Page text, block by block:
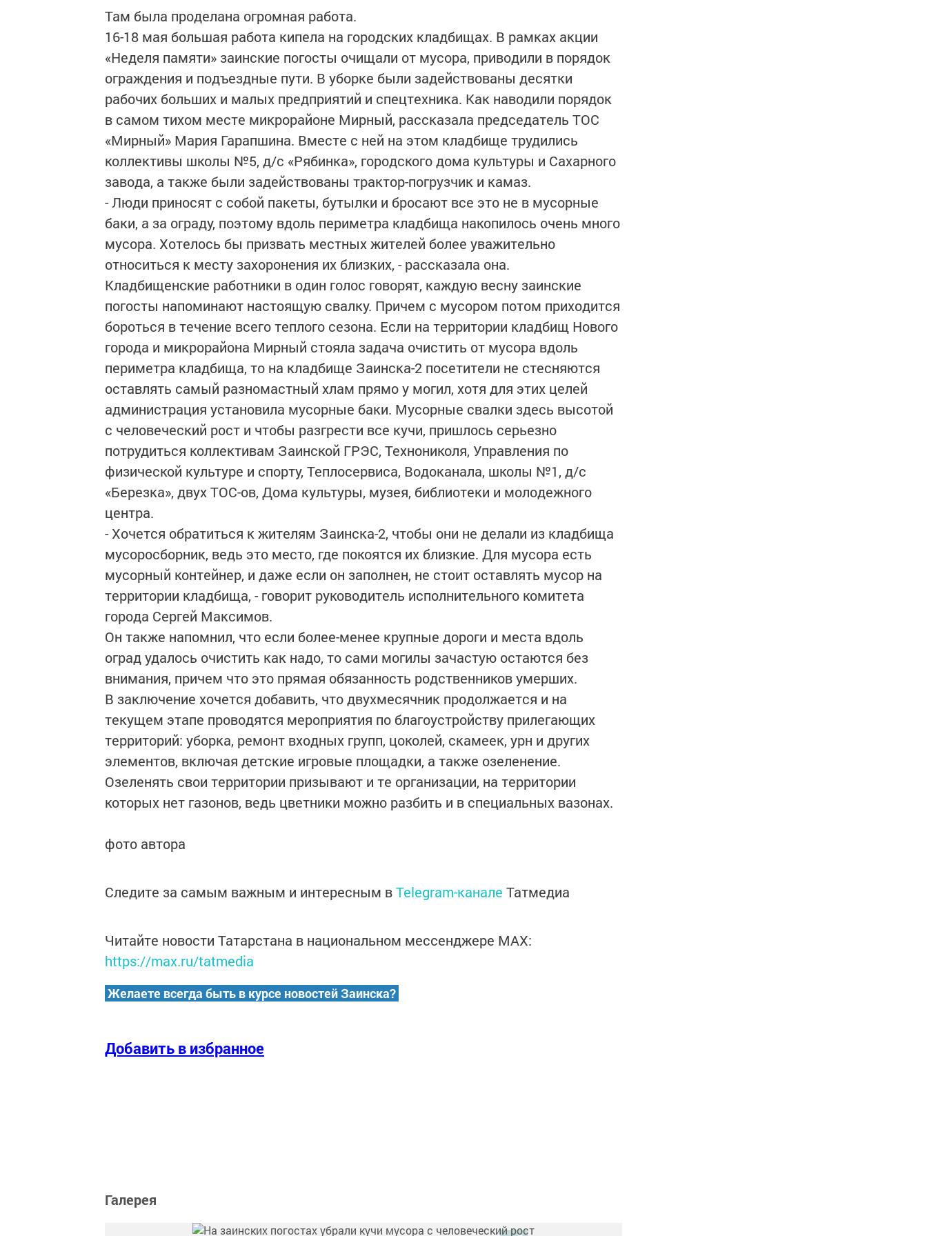
Там была проделана огромная работа.
16-18 мая большая работа кипела на городских кладбищах. В рамках акции
«Неделя памяти» заинские погосты очищали от мусора, приводили в порядок
ограждения и подъездные пути. В уборке были задействованы десятки
рабочих больших и малых предприятий и спецтехника. Как наводили порядок
в самом тихом месте микрорайоне Мирный, рассказала председатель ТОС
«Мирный» Мария Гарапшина. Вместе с ней на этом кладбище трудились
коллективы школы №5, д/с «Рябинка», городского дома культуры и Сахарного
завода, а также были задействованы трактор-погрузчик и камаз.
- Люди приносят с собой пакеты, бутылки и бросают все это не в мусорные
баки, а за ограду, поэтому вдоль периметра кладбища накопилось очень много
мусора. Хотелось бы призвать местных жителей более уважительно
относиться к месту захоронения их близких, - рассказала она.
Кладбищенские работники в один голос говорят, каждую весну заинские
погосты напоминают настоящую свалку. Причем с мусором потом приходится
бороться в течение всего теплого сезона. Если на территории кладбищ Нового
города и микрорайона Мирный стояла задача очистить от мусора вдоль
периметра кладбища, то на кладбище Заинска-2 посетители не стесняются
оставлять самый разномастный хлам прямо у могил, хотя для этих целей
администрация установила мусорные баки. Мусорные свалки здесь высотой
с человеческий рост и чтобы разгрести все кучи, пришлось серьезно
потрудиться коллективам Заинской ГРЭС, Технониколя, Управления по
физической культуре и спорту, Теплосервиса, Водоканала, школы №1, д/с
«Березка», двух ТОС-ов, Дома культуры, музея, библиотеки и молодежного
центра.
- Хочется обратиться к жителям Заинска-2, чтобы они не делали из кладбища
мусоросборник, ведь это место, где покоятся их близкие. Для мусора есть
мусорный контейнер, и даже если он заполнен, не стоит оставлять мусор на
территории кладбища, - говорит руководитель исполнительного комитета
города Сергей Максимов.
Он также напомнил, что если более-менее крупные дороги и места вдоль
оград удалось очистить как надо, то сами могилы зачастую остаются без
внимания, причем что это прямая обязанность родственников умерших.
В заключение хочется добавить, что двухмесячник продолжается и на
текущем этапе проводятся мероприятия по благоустройству прилегающих
территорий: уборка, ремонт входных групп, цоколей, скамеек, урн и других
элементов, включая детские игровые площадки, а также озеленение.
Озеленять свои территории призывают и те организации, на территории
которых нет газонов, ведь цветники можно разбить и в специальных вазонах.
фото автора
Следите за самым важным и интересным вTelegram-канале Татмедиа
Читайте новости Татарстана в национальном мессенджере MАХ:
https://max.ru/tatmedia
Желаете всегда быть в курсе новостей Заинска?
Добавить в избранное
Галерея